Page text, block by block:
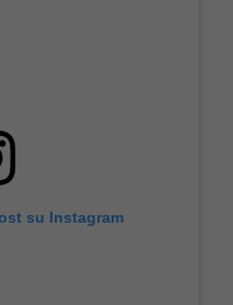
su Instagram